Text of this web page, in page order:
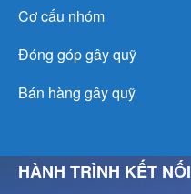
Cơ cấu nhóm
Đóng góp gây quỹ
Bán hàng gây quỹ
HÀNH TRÌNH KẾT NỐI